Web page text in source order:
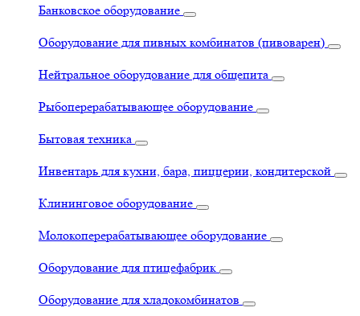
Банковское оборудование
Оборудование для пивных комбинатов (пивоварен)
Нейтральное оборудование для общепита
Рыбоперерабатывающее оборудование
Бытовая техника
Инвентарь для кухни, бара, пиццерии, кондитерской
Клининговое оборудование
Молокоперерабатывающее оборудование
Оборудование для птицефабрик
Оборудование для хладокомбинатов